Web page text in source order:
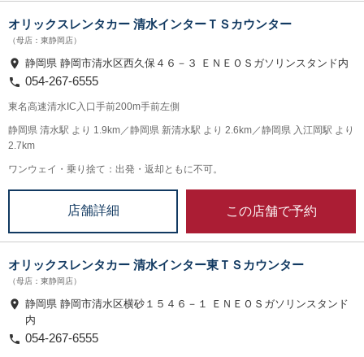
オリックスレンタカー 清水インターＴＳカウンター
（母店：東静岡店）
静岡県 静岡市清水区西久保４６－３ ＥＮＥＯＳガソリンスタンド内
054-267-6555
東名高速清水IC入口手前200m手前左側
静岡県 清水駅 より 1.9km／静岡県 新清水駅 より 2.6km／静岡県 入江岡駅 より
2.7km
ワンウェイ・乗り捨て：出発・返却ともに不可。
店舗詳細 この店舗で予約
オリックスレンタカー 清水インター東ＴＳカウンター
（母店：東静岡店）
静岡県 静岡市清水区横砂１５４６－１ ＥＮＥＯＳガソリンスタンド
内
054-267-6555